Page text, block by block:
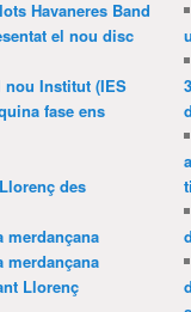
Havaneres Band
el nou disc
nou Institut (IES
fase ens
des
merdançana
merdançana
Llorenç